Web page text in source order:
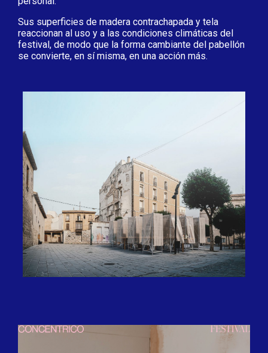
Sus superficies de madera contrachapada y tela
reaccionan al uso y a las condiciones climáticas del
festival, de modo que la forma cambiante del pabellón
se convierte, en sí misma, en una acción más.